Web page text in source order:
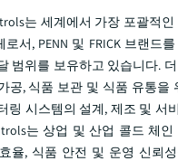
는 세계에서 가장 포괄적인
서, PENN 및 FRICK 브랜드
범위를 보유하고 있습니다.
공, 식품 보관 및 식품 유통을
링 시스템의 설계, 제조 및 서
는 상업 및 산업 콜드 체인
율, 식품 안전 및 운영 신뢰